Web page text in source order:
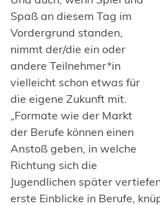
Spaß an diesem Tag im
Vordergrund standen,
nimmt der/die ein oder
andere Teilnehmer*in
vielleicht schon etwas für
die eigene Zukunft mit.
„Formate wie der Markt
der Berufe können einen
Anstoß geben, in welche
Richtung sich die
Jugendlichen später
erste Einblicke in Berufe,